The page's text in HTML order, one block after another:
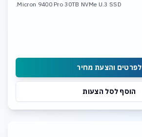
Micron 9400 Pro 30TB NVMe U.3 SSD.
לפרטים והצעת מחיר
הוסף לסל הצעות